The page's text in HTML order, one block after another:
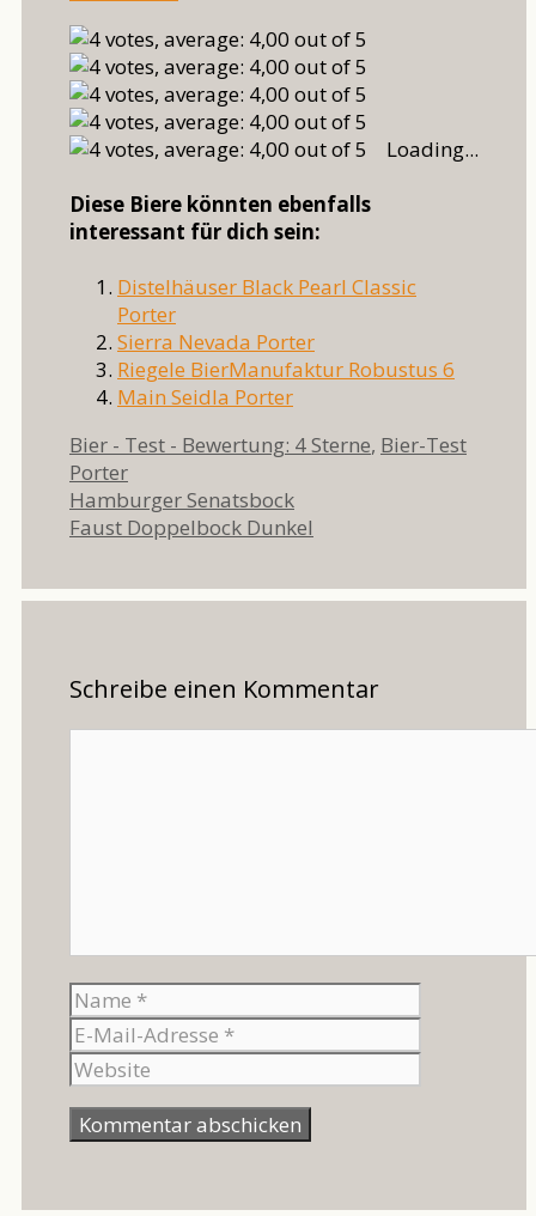
Loading...
Diese Biere könnten ebenfalls
interessant für dich sein:
Distelhäuser Black Pearl Classic
Porter
Sierra Nevada Porter
Riegele BierManufaktur Robustus 6
Main Seidla Porter
Kategorien
Bier - Test - Bewertung: 4 Sterne, Bier-Test
Porter
Hamburger Senatsbock
Faust Doppelbock Dunkel
Schreibe einen Kommentar
Name
Mail-
Adresse